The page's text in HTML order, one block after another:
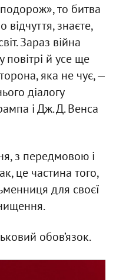
то битва
знаєте,
Зараз війна
повітрі й усе ще
яка не чує, —
діалогу
і Дж. Д. Венса
з передмовою і
це частина того,
для своєї
обов’язок.